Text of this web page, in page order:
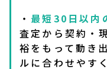
・ 最短30日以内
査定から契約・
裕をもって動き
ルに合わせやす